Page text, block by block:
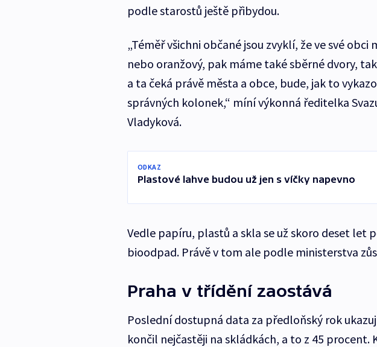
podle starostů ještě přibydou.
„Téměř všichni občané jsou zvyklí, že ve své
nebo oranžový, pak máme také sběrné dvory,
a ta čeká právě města a obce, bude, jak to
správných kolonek,“ míní výkonná ředitelka
Vladyková.
ODKAZ
Plastové lahve budou už jen s víčky napevno
Vedle papíru, plastů a skla se už skoro deset let
bioodpad. Právě v tom ale podle ministerstva
Praha v třídění zaostává
Poslední dostupná data za předloňský rok
končil nejčastěji na skládkách, a to z 45 procent.